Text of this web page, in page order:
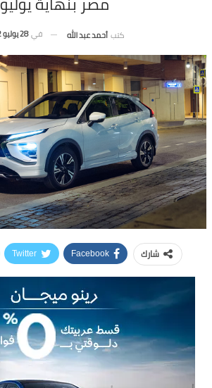
كتب أحمد عبد الله في 28 يوليو 2022
شارك Facebook
Twitter